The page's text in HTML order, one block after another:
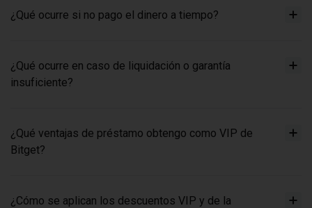
¿Qué ocurre si no pago el dinero a tiempo?
¿Qué ocurre en caso de liquidación o garantía
insuficiente?
¿Qué ventajas de préstamo obtengo como VIP de
Bitget?
¿Cómo se aplican los descuentos VIP y de la